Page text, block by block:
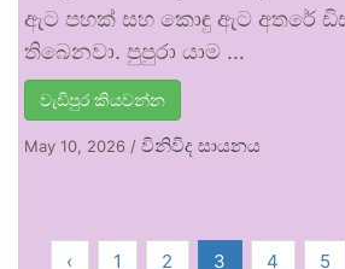
ඇට පහක් සහ කොඳු ඇට අතරේ
තිබෙනවා. පුපුරා යාම …
වැඩිපුර කියවන්න
May 10, 2026 / විනිවිද සායනය
‹ 1 2 3 4 5